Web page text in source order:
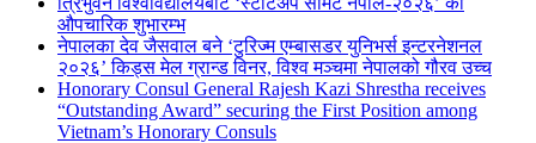
औपचारिक शुभारम्भ
नेपालका देव जैसवाल बने ‘टुरिज्म एम्बासडर युनिभर्स इन्टरनेशनल
२०२६’ किड्स मेल ग्रान्ड विनर, विश्व मञ्चमा नेपालको गौरव उच्च
Honorary Consul General Rajesh Kazi Shrestha receives
“Outstanding Award” securing the First Position among
Vietnam’s Honorary Consuls